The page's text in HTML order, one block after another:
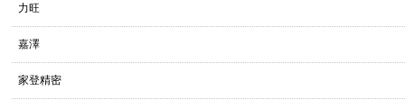
力旺
嘉澤
家登精密